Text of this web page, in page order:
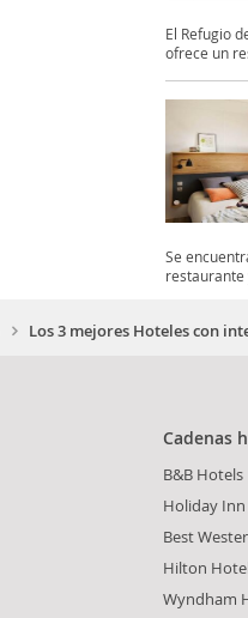
El Refugio
ofrece un
Se
restaurante
Los 3 mejores Hoteles con
Cadenas
B&B Hotels
Holiday Inn
Best
Hilton
Wyndham